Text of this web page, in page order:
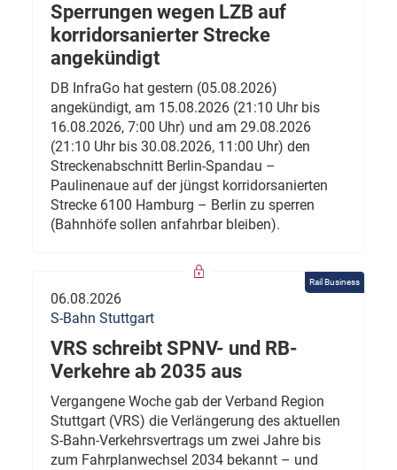
Sperrungen wegen LZB auf
korridorsanierter Strecke
angekündigt
DB InfraGo hat gestern (05.08.2026)
angekündigt, am 15.08.2026 (21:10 Uhr bis
16.08.2026, 7:00 Uhr) und am 29.08.2026
(21:10 Uhr bis 30.08.2026, 11:00 Uhr) den
Streckenabschnitt Berlin-Spandau –
Paulinenaue auf der jüngst korridorsanierten
Strecke 6100 Hamburg – Berlin zu sperren
(Bahnhöfe sollen anfahrbar bleiben).
Rail Business
06.08.2026
S-Bahn Stuttgart
VRS schreibt SPNV- und RB-
Verkehre ab 2035 aus
Vergangene Woche gab der Verband Region
Stuttgart (VRS) die Verlängerung des aktuellen
S-Bahn-Verkehrsvertrags um zwei Jahre bis
zum Fahrplanwechsel 2034 bekannt – und